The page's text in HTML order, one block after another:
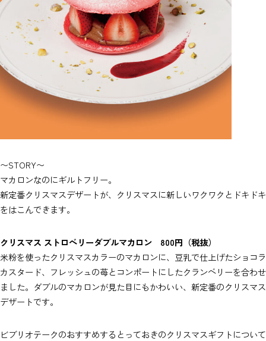
〜STORY〜
マカロンなのにギルトフリー。
新定番クリスマスデザートが、クリスマスに新しいワクワクとドキドキ
をはこんできます。
クリスマス ストロベリーダブルマカロン 800円（税抜）
米粉を使ったクリスマスカラーのマカロンに、豆乳で仕上げたショコラ
カスタード、フレッシュの苺とコンポートにしたクランベリーを合わせ
ました。ダブルのマカロンが見た目にもかわいい、新定番のクリスマス
デザートです。
ビブリオテークのおすすめするとっておきのクリスマスギフトについて